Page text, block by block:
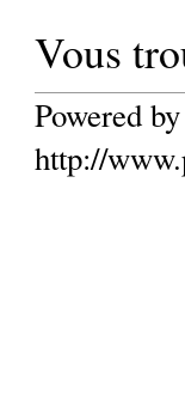
Vous
Powered
http://